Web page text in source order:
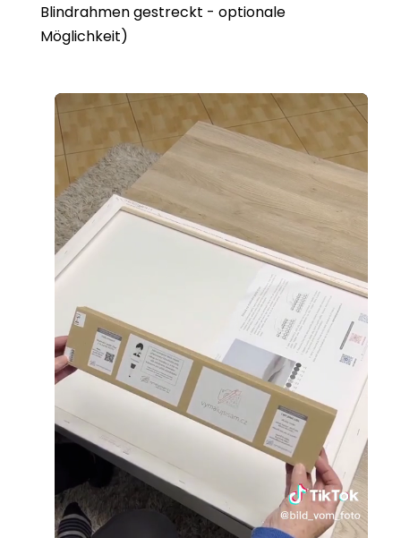
Blindrahmen gestreckt - optionale
Möglichkeit)